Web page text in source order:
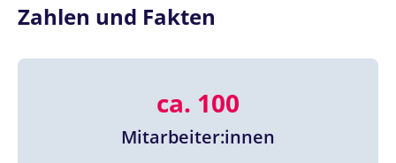
Zahlen und Fakten
ca. 100
Mitarbeiter:innen